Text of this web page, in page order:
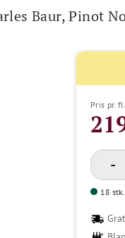
Baur, Pinot
Pris pr.
18